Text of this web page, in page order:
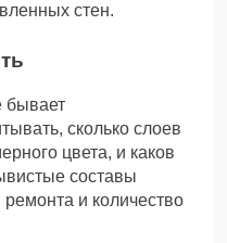
стен.
бывает
сколько слоев
цвета, и каков
составы
и количество